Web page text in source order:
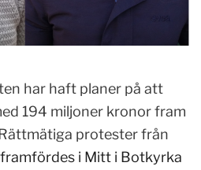
har haft planer på att
194 miljoner kronor fram
protester från
framfördes i Mitt i Botkyrka